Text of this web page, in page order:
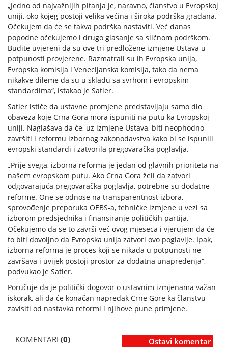
„Jedno od najvažnijih pitanja je, naravno, članstvo u Evropskoj
uniji, oko kojeg postoji velika većina i široka podrška građana.
Očekujem da će se takva podrška nastaviti. Već danas
popodne očekujemo i drugo glasanje sa sličnom podrškom.
Budite uvjereni da su ove tri predložene izmjene Ustava u
potpunosti provjerene. Razmatrali su ih Evropska unija,
Evropska komisija i Venecijanska komisija, tako da nema
nikakve dileme da su u skladu sa svrhom i evropskim
standardima“, istakao je Satler.
Satler ističe da ustavne promjene predstavljaju samo dio
obaveza koje Crna Gora mora ispuniti na putu ka Evropskoj
uniji. Naglašava da će, uz izmjene Ustava, biti neophodno
završiti i reformu izbornog zakonodavstva kako bi se ispunili
evropski standardi i zatvorila pregovaračka poglavlja.
„Prije svega, izborna reforma je jedan od glavnih prioriteta na
našem evropskom putu. Ako Crna Gora želi da zatvori
odgovarajuća pregovaračka poglavlja, potrebne su dodatne
reforme. One se odnose na transparentnost izbora,
sprovođenje preporuka OEBS-a, tehničke izmjene u vezi sa
izborom predsjednika i finansiranje političkih partija.
Očekujemo da se to završi već ovog mjeseca i vjerujem da će
to biti dovoljno da Evropska unija zatvori ovo poglavlje. Ipak,
izborna reforma je proces koji se nikada u potpunosti ne
završava i uvijek postoji prostor za dodatna unapređenja“,
podvukao je Satler.
Poručuje da je politički dogovor o ustavnim izmjenama važan
iskorak, ali da će konačan napredak Crne Gore ka članstvu
zavisiti od nastavka reformi i njihove pune primjene.
KOMENTARI (0) Ostavi komentar